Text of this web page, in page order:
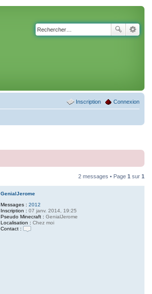
Connexion
Inscription
2 messages • Page 1 sur 1
GenialJerome
Messages : 2012
Inscription : 07 janv. 2014, 19:25
Pseudo Minecraft : GenialJerome
Localisation : Chez moi
Contact :